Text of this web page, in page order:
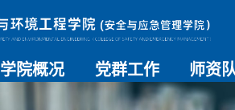
学院概况 党群工作 师资
师资总
导师名
教师简